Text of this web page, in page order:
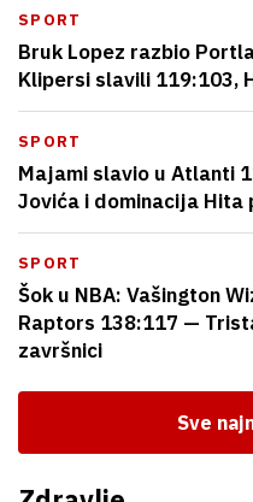
SPORT
Bruk Lopez razbio
Klipersi slavili 119:103,
SPORT
Majami slavio u Atlanti
Jovića i dominacija Hita
SPORT
Šok u NBA: Vašington
Raptors 138:117 —
završnici
Sve